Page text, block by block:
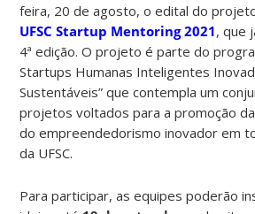
feira, 20 de agosto, o edital do
UFSC Startup Mentoring 2021, que
4ª edição. O projeto é parte do
Startups Humanas Inteligentes
Sustentáveis” que contempla um
projetos voltados para a promoção
do empreendedorismo inovador em
da UFSC.
Para participar, as equipes poderão